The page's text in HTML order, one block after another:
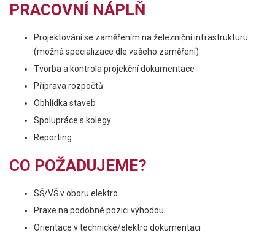
PRACOVNÍ NÁPLŇ
Projektování se zaměřením na železniční infrastrukturu
(možná specializace dle vašeho zaměření)
Tvorba a kontrola projekční dokumentace
Příprava rozpočtů
Obhlídka staveb
Spolupráce s kolegy
Reporting
CO POŽADUJEME?
SŠ/VŠ v oboru elektro
Praxe na podobné pozici výhodou
Orientace v technické/elektro dokumentaci